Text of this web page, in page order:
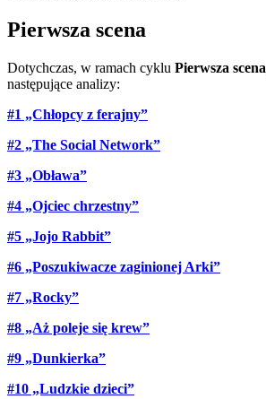
Pierwsza scena
Dotychczas, w ramach cyklu Pierwsza scena
następujące analizy:
#1 „Chłopcy z ferajny”
#2 „The Social Network”
#3 „Obława”
#4 „Ojciec chrzestny”
#5 „Jojo Rabbit”
#6 „Poszukiwacze zaginionej Arki”
#7 „Rocky”
#8 „Aż poleje się krew”
#9 „Dunkierka”
#10 „Ludzkie dzieci”